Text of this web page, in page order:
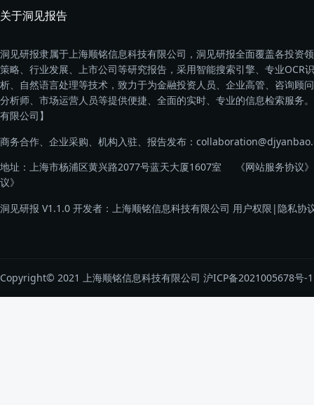
关于洞见报告
洞见研报隶属于上海顺铭信息科技有限公司，洞见研报全面覆盖各投资
策略、行业发展、上市公司等研究报告，采用智能搜索引擎、专业OCR
析、自然语言处理等技术，致力于为金融投资人员、企业高管、咨询顾
分析师、市场运营人员等提供便捷、全面的实时、专业的信息检索服务
有限公司】
商务合作、企业采购、机构入驻、报告发布：
地址：上海市杨浦区黄兴路2077号蓝天大厦1607室
《网站服务协议》
议》
洞见研报 V1.1.0 开发者：上海顺铭信息科技有限公司 用户权限 |隐私协
Copyright© 2021 上海顺铭信息科技有限公司 沪ICP备2021005678号-1